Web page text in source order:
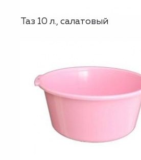
Таз 10 л., салатовый